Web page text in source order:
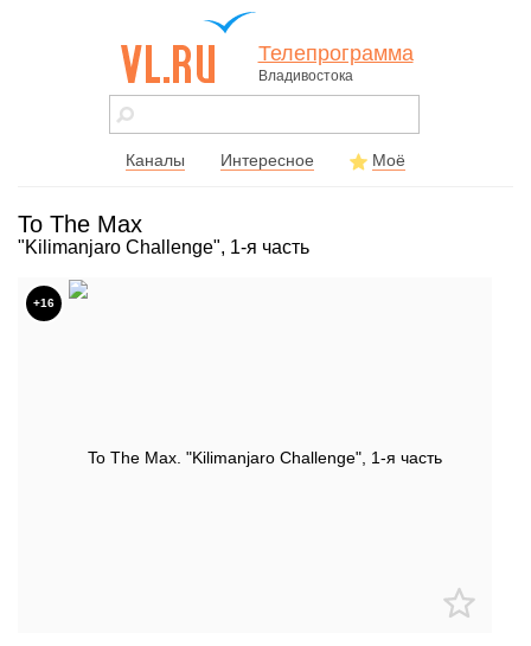
vl.ru - сайт
города
Телепрограмма
Владивостока
Каналы Интересное Моё
To The Max
"Kilimanjaro Challenge", 1-я часть
+16